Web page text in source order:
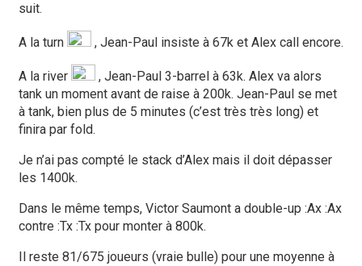
suit.
A la turn , Jean-Paul insiste à 67k et Alex call encore.
A la river
, Jean-Paul 3-barrel à 63k. Alex va alors
tank un moment avant de raise à 200k. Jean-Paul se met
à tank, bien plus de 5 minutes (c’est très très long) et
finira par fold.
Je n’ai pas compté le stack d’Alex mais il doit dépasser
les 1400k.
Dans le même temps, Victor Saumont a double-up :Ax :Ax
contre :Tx :Tx pour monter à 800k.
Il reste 81/675 joueurs (vraie bulle) pour une moyenne à